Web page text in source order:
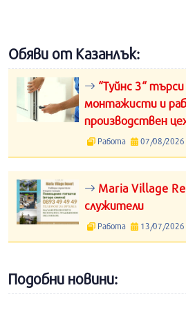
Обяви от Казанлък:
“Туйнс 3“
монтажисти и
производствен
Работа 07/08/2026
Maria Village
служители
Работа 13/07/2026
Подобни новини: